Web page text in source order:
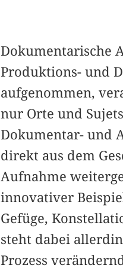
Dokumentarische
Produktions- und
aufgenommen,
nur Orte und
Dokumentar- und
direkt aus dem
Aufnahme
innovativer
Gefüge,
steht dabei
Prozess